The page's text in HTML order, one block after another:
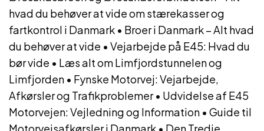
hvad du behøver at vide om stærekasser og
fartkontrol i Danmark • Broer i Danmark – Alt hvad
du behøver at vide • Vejarbejde på E45: Hvad du
bør vide • Læs alt om Limfjordstunnelen og
Limfjorden • Fynske Motorvej: Vejarbejde,
Afkørsler og Trafikproblemer• Udvidelse af E45
Motorvejen: Vejledning og Information • Guide til